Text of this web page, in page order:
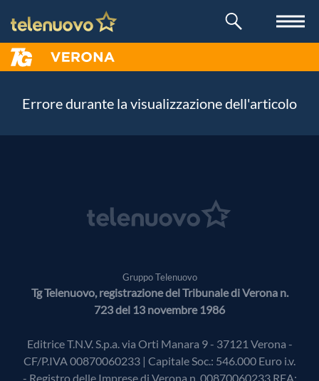
Errore durante la visualizzazione dell'articolo
Gruppo Telenuovo
Tg Telenuovo, registrazione del Tribunale di Verona n.
723 del 13 novembre 1986
Editrice T.N.V. S.p.a. via Orti Manara 9 - 37121 Verona -
CF/P.IVA 00870060233 | Capitale Soc.: 546.000 Euro i.v.
- Registro delle Imprese di Verona n. 00870060233 REA: